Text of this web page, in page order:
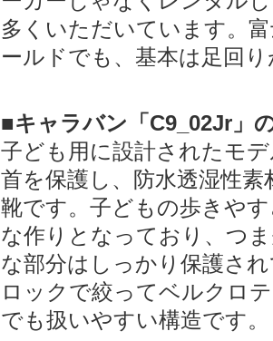
多くいただいています。
ールドでも、基本は足回
■キャラバン「C9_02Jr」
子ども用に設計されたモ
首を保護し、防水透湿性
靴です。子どもの歩きや
な作りとなっており、つ
な部分はしっかり保護さ
ロックで絞ってベルクロ
でも扱いやすい構造です。